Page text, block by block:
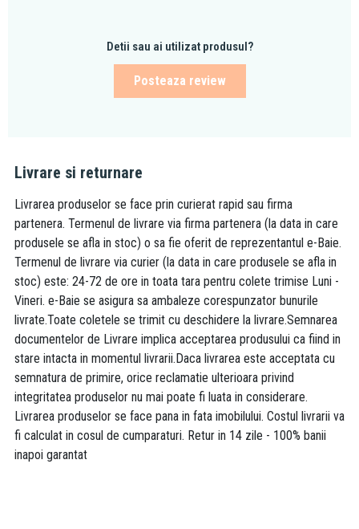
Detii sau ai utilizat produsul?
Posteaza review
Livrare si returnare
Livrarea produselor se face prin curierat rapid sau firma
partenera. Termenul de livrare via firma partenera (la data in care
produsele se afla in stoc) o sa fie oferit de reprezentantul e-Baie.
Termenul de livrare via curier (la data in care produsele se afla in
stoc) este: 24-72 de ore in toata tara pentru colete trimise Luni -
Vineri. e-Baie se asigura sa ambaleze corespunzator bunurile
livrate.Toate coletele se trimit cu deschidere la livrare.Semnarea
documentelor de Livrare implica acceptarea produsului ca fiind in
stare intacta in momentul livrarii.Daca livrarea este acceptata cu
semnatura de primire, orice reclamatie ulterioara privind
integritatea produselor nu mai poate fi luata in considerare.
Livrarea produselor se face pana in fata imobilului. Costul livrarii va
fi calculat in cosul de cumparaturi. Retur in 14 zile - 100% banii
inapoi garantat